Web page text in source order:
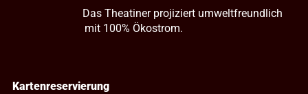
Das Theatiner projiziert umweltfreundlich
mit 100% Ökostrom.
Kartenreservierung